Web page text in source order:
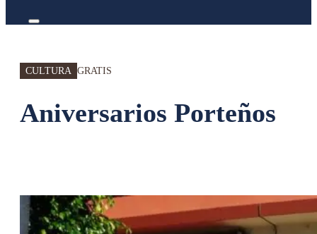
CULTURA GRATIS
Aniversarios Porteños